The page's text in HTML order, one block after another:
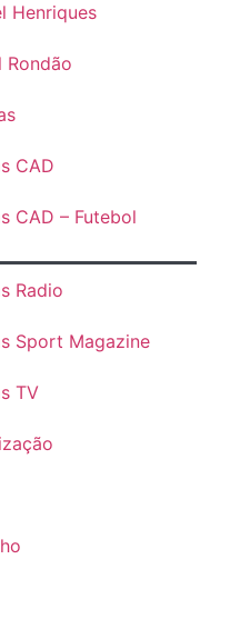
Henriques
Rondão
CAD
CAD – Futebol
Radio
Sport Magazine
TV